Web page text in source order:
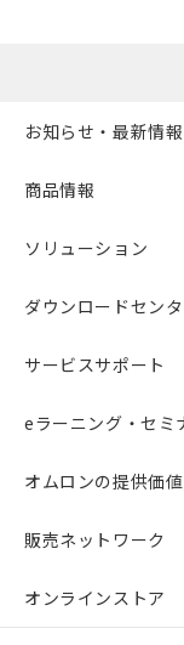
お知らせ・最新情報
商品情報
ソリューション
ダウンロードセンタ
サービスサポート
eラーニング・セミ
オムロンの提供価値
販売ネットワーク
オンラインストア